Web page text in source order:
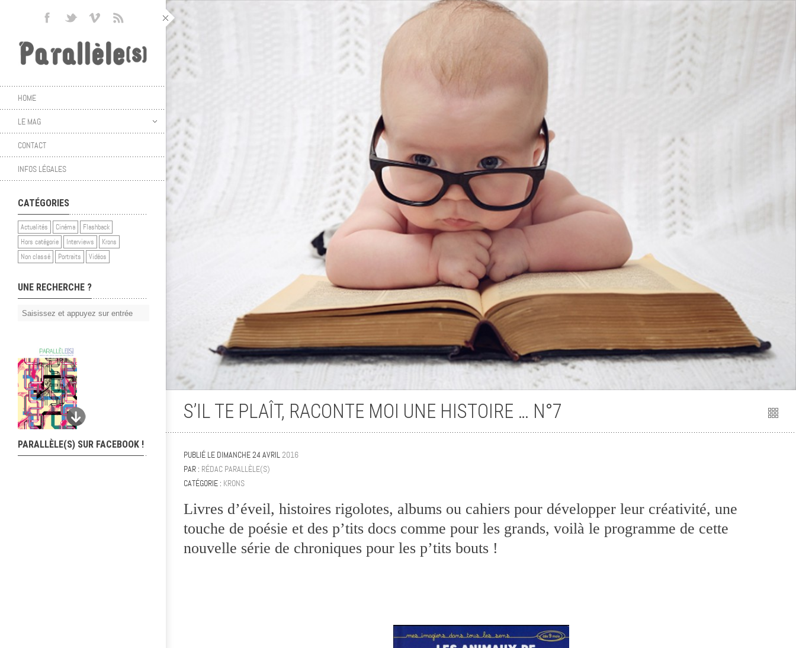
HOME
LE MAG
CONTACT
INFOS LÉGALES
CATÉGORIES
Actualités Cinéma
Flashback
Hors catégorie
Interviews
Krons
Non classé
Portraits Vidéos
UNE RECHERCHE ?
PARALLÈLE(S) SUR FACEBOOK !
S’IL TE PLAÎT, RACONTE MOI UNE HISTOIRE … N°7
PUBLIÉ LE DIMANCHE 24 AVRIL2016
PAR : RÉDAC PARALLÈLE(S)
CATÉGORIE : KRONS
Livres d’éveil, histoires rigolotes, albums ou cahiers pour développer leur créativité, une
touche de poésie et des p’tits docs comme pour les grands, voilà le programme de cette
nouvelle série de chroniques pour les p’tits bouts !